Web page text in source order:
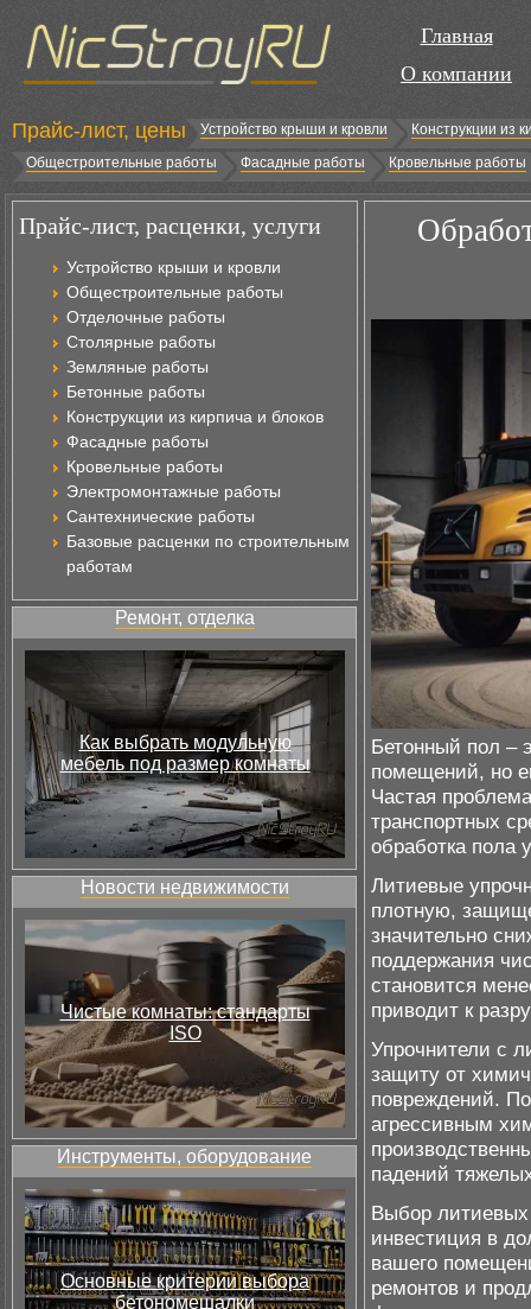
Главная
О компании
Прайс-лист, цены Устройство крыши и кровли
Конструкции из
Общестроительные работы
Фасадные работы Кровельные работы
Прайс-лист, расценки, услуги
Устройство крыши и кровли
Общестроительные работы
Отделочные работы
Столярные работы
Земляные работы
Бетонные работы
Конструкции из кирпича и блоков
Фасадные работы
Кровельные работы
Электромонтажные работы
Сантехнические работы
Базовые расценки по строительным
работам
Ремонт, отделка
Как выбрать модульную
мебель под размер комнаты
Новости недвижимости
Чистые комнаты: стандарты
ISO
Инструменты, оборудование
Основные критерии выбора
бетономешалки
Бетонный пол –
помещений, но
Частая
транспортных
обработка пола
Литиевые
плотную,
значительно
поддержания
становится
приводит к
Упрочнители с
защиту от
повреждений.
агрессивным
падений
Выбор литиевых
инвестиция в
вашего
ремонтов и